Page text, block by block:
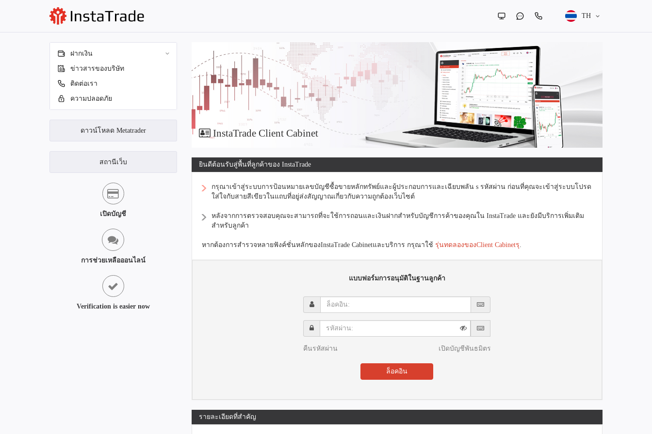
TH
ฝากเงิน
ข่าวสารของบริษัท
ติดต่อเรา
ความปลอดภัย
ดาวน์โหลด Metatrader
สถานีเว็บ
เปิดบัญชี
การช่วยเหลือออนไลน์
Verification is easier now
InstaTrade Client Cabinet
ยินดีต้อนรับสู่พื้นที่ลูกค้าของ InstaTrade
กรุณาเข้าสู่ระบบการป้อนหมายเลขบัญชีซื้อขายหลักทรัพย์และผู้ประกอบการและเฉียบพลัน s รหัสผ่าน ก่อนที่คุณจะเข้าสู่ระบบโปรด
ใส่ใจกับสายสีเขียวในแถบที่อยู่ส่งสัญญาณเกี่ยวกับความถูกต้องเว็บไซต์
หลังจากการตรวจสอบคุณจะสามารถที่จะใช้การถอนและเงินฝากสำหรับบัญชีการค้าของคุณใน InstaTrade และยังมีบริการเพิ่มเติม
สำหรับลูกค้า
หากต้องการสำรวจหลายฟังค์ชั่นหลักของInstaTrade Cabinetและบริการ กรุณาใช้ รุ่นทดลองของClient Cabinetรุ.
แบบฟอร์มการอนุมัติในฐานลูกค้า
ล็อค
อิน:
รหัส
ผ่าน:
คืนรหัสผ่าน
เปิดบัญชีพันธมิตร
ล็อคอิน
รายละเอียดที่สำคัญ